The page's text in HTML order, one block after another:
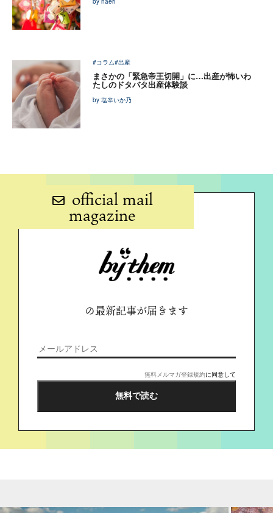
#コラム#出産
まさかの「緊急帝王切開」に…出産が怖いわ
たしのドタバタ出産体験談
by 塩辛いか乃
official mail
magazine
の最新記事が届きます
無料メルマガ登録規約に同意して